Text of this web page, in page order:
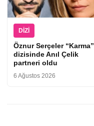
DIZI
Öznur Serçeler “Karma”
dizisinde Anıl Çelik
partneri oldu
6 Ağustos 2026